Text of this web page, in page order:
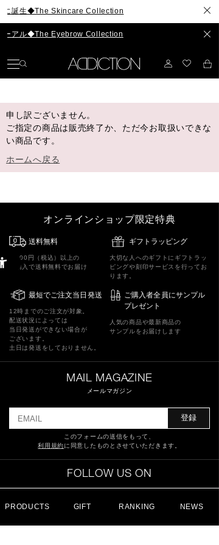
に誕生◆The Skincare Collection
ーアル◆The Eyebrow Collection
申し訳ございません。
ご指定の商品は販売終了か、ただ今お取扱いできな
い商品です。
ホームへ戻る
PRODUCTS GIFT RANKING NEWS
オンラインショップ限定特典
送料無料
5,500円（税込）以上の
ご購入で送料無料でお届け
ギフトラッピング
大切な人へのギフトにギフトラッ
ピングや刻印サービスを行ってお
ります。
最短でご注文当日発送
12時までのご注文が対象。
配送状況によっては
当日発送ができない場合が
ございます。
土日は発送をしておりません。
ご購入者全員にサンプル
プレゼント
人気の商品や最新商品の
サンプルをお届けします
MAIL MAGAZINE
メールマガジン
登録
このフォームの送信をもって、
利用規約に同意したものとさせていただきます。
FOLLOW US ON
特定商取引法に基づく表記 ショッピングガイド